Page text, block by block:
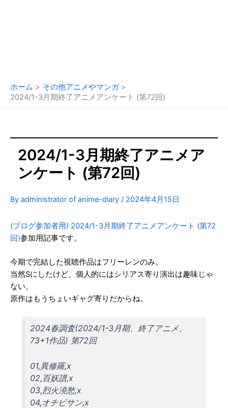
ホーム
その他アニメやマンガ
2024/1-3月期終了アニメアンケート (第72回)
2024/1-3月期終了アニメア
ンケート (第72回)
By administrator of anime-diary / 2024年4月15日
(ブログ参加者用) 2024/1-3月期終了アニメアンケート (第72
回)参加用記事です。
今期で完結した視聴作品はフリーレンのみ。
当然Sにしたけど、個人的にはシリアス寄り演出は趣味じゃ
ない。
原作はもうちょいギャグ寄りだからね。
2024春調査(2024/1-3月期、終了アニメ、
73+1作品) 第72回
01,異修羅,x
02,百妖譜,x
03,烈火澆愁,x
04,オチビサン,x